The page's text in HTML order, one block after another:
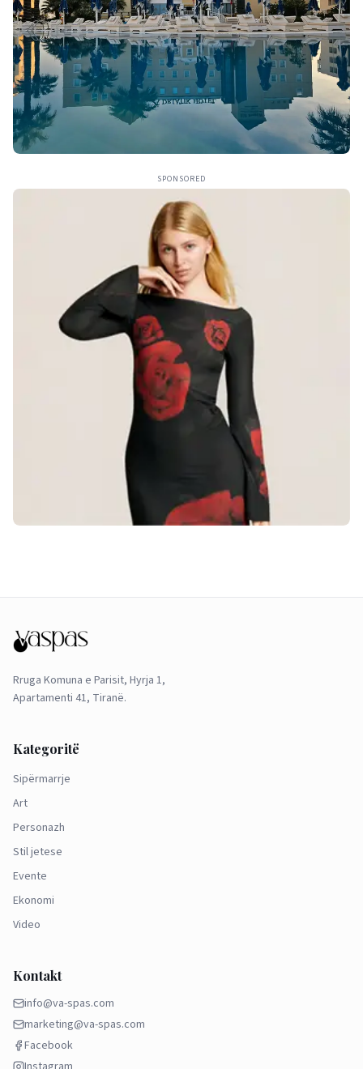
SPONSORED
Rruga Komuna e Parisit, Hyrja 1,
Apartamenti 41, Tiranë.
Kategoritë
Sipërmarrje
Art
Personazh
Stil jetese
Evente
Ekonomi
Video
Kontakt
info@va-spas.com
marketing@va-spas.com
Facebook